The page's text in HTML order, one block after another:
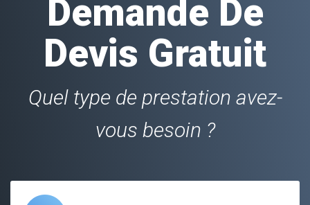
Demande De
Devis Gratuit
Quel type de prestation avez-
vous besoin ?